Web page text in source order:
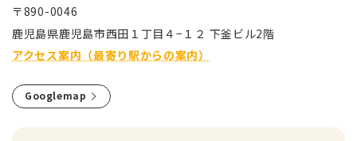
〒890-0046
⿅児島県⿅児島市⻄⽥１丁⽬４−１２ 下釜ビル2階
アクセス案内（最寄り駅からの案内）
Googlemap